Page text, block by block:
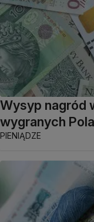
Wysyp nagród
wygranych
PIENIĄDZE